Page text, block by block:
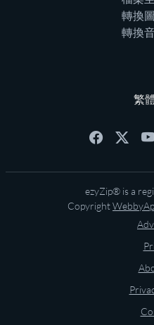
轉換
轉換
繁
ezyZip® is a
Copyright